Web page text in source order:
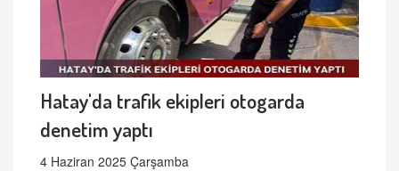
Hatay'da trafik ekipleri otogarda
denetim yaptı
4 Haziran 2025 Çarşamba